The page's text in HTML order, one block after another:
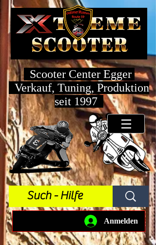
Scooter Center Egger
Verkauf, Tuning, Produktion
seit 1997
Anmelden